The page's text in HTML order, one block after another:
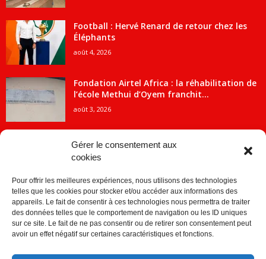
Gérer le consentement aux
cookies
Pour offrir les meilleures expériences, nous utilisons des technologies
telles que les cookies pour stocker et/ou accéder aux informations des
appareils. Le fait de consentir à ces technologies nous permettra de traiter
des données telles que le comportement de navigation ou les ID uniques
sur ce site. Le fait de ne pas consentir ou de retirer son consentement peut
avoir un effet négatif sur certaines caractéristiques et fonctions.
Football : Hervé Renard de retour chez les
Éléphants
août 4, 2026
Fondation Airtel Africa : la réhabilitation de
l’école Methui d’Oyem franchit...
août 3, 2026
ACTUALITES
Economie 2091
1840
Société
Sport 859